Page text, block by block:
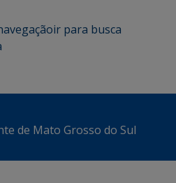
ir para busca
de Mato Grosso do Sul